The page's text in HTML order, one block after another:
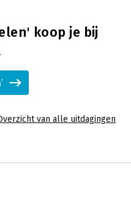
koop je bij
van alle uitdagingen